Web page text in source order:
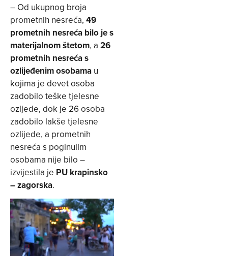
– Od ukupnog broja
prometnih nesreća, 49
prometnih nesreća bilo je s
materijalnom štetom, a 26
prometnih nesreća s
ozlijeđenim osobama u
kojima je devet osoba
zadobilo teške tjelesne
ozljede, dok je 26 osoba
zadobilo lakše tjelesne
ozlijede, a prometnih
nesreća s poginulim
osobama nije bilo –
izvijestila je PU krapinsko
– zagorska.